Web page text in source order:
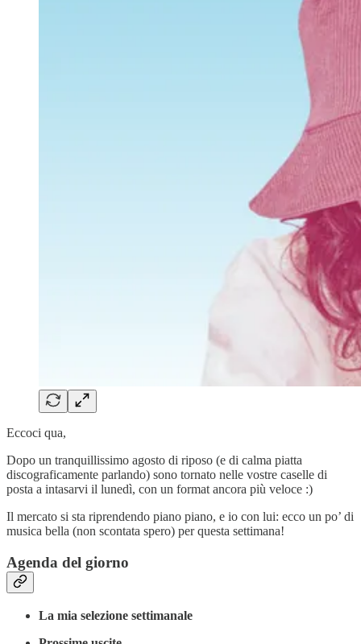
Eccoci qua,
Dopo un tranquillissimo agosto di riposo (e di calma piatta
discograficamente parlando) sono tornato nelle vostre caselle di
posta a intasarvi il lunedì, con un format ancora più veloce :)
Il mercato si sta riprendendo piano piano, e io con lui: ecco un po’ di
musica bella (non scontata spero) per questa settimana!
Agenda del giorno
La mia selezione settimanale